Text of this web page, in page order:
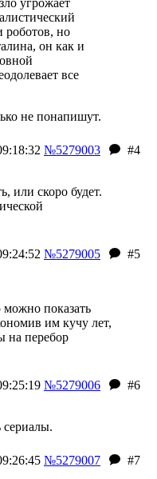
угрожает
роботов, но
он как и
все
не понапишут.
№5279003
#4
или скоро будет.
№5279005
#5
показать
им кучу лет,
на перебор
№5279006
#6
сериалы.
№5279007
#7